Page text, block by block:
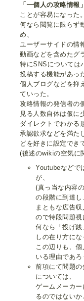
「一個人の攻略情
ことが容易になった。
何なら閲覧に限らず
め、
ユーザーサイドの情
動画などを含めたグ
特にSNSについては
投稿する機能があっ
個人ブログなどを抑
ていった。
攻略情報の発信者の
見る人数自体は仮に
ダイレクトでわかる
承認欲求などを満た
どを好きに設定でき
(後述のwikiの空気に
Youtubeなどで
が、
(真っ当な内容
の段階に到達し
まともな広告
ので特段問題視
何なら「投げ
しの在り方にな
この辺りも、
いる理由であろ
前項にて問題の
については、
ゲームメーカ
るのではない